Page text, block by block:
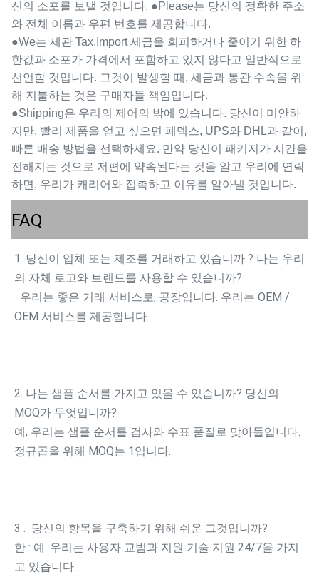
신의 소포를 보낼 것입니다. ●Please는 당신의 정확한 주소
와 전체 이름과 우편 번호를 제공합니다.
●We는 세관 Tax.Import 세금을 회피하거나 줄이기 위한 하
한값과 소포가 가격에서 포함하고 있지 않다고 일반적으로
선언할 것입니다. 그것이 발생할 때, 세금과 통관 수속을 위
해 지불하는 것은 구매자들 책임입니다.
●Shipping은 우리의 제어의 밖에 있습니다. 당신이 미안하
지만, 빨리 제품을 얻고 싶으면 페덱스, UPS와 DHL과 같이,
빠른 배송 방법을 선택하세요. 만약 당신이 패키지가 시간을
전해지는 것으로 저편에 약속된다는 것을 알고 우리에 연락
하면, 우리가 캐리어와 접촉하고 이유를 알아낼 것입니다.
FAQ
1. 당신이 업체 또는 제조를 거래하고 있습니까 ? 나는 우리
의 자체 로고와 브랜드를 사용할 수 있습니까?
우리는 좋은 거래 서비스로, 공장입니다. 우리는 OEM /
OEM 서비스를 제공합니다.
2. 나는 샘플 순서를 가지고 있을 수 있습니까? 당신의
MOQ가 무엇입니까?
예, 우리는 샘플 순서를 검사와 수표 품질로 맞아들입니다.
정규곱을 위해 MOQ는 1입니다.
3 :  당신의 항목을 구축하기 위해 쉬운 그것입니까?
한 : 예. 우리는 사용자 교범과 지원 기술 지원 24/7을 가지
고 있습니다.